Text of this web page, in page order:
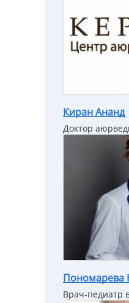
Киран Ананд
Доктор
Пономарева
Врач-педиатр